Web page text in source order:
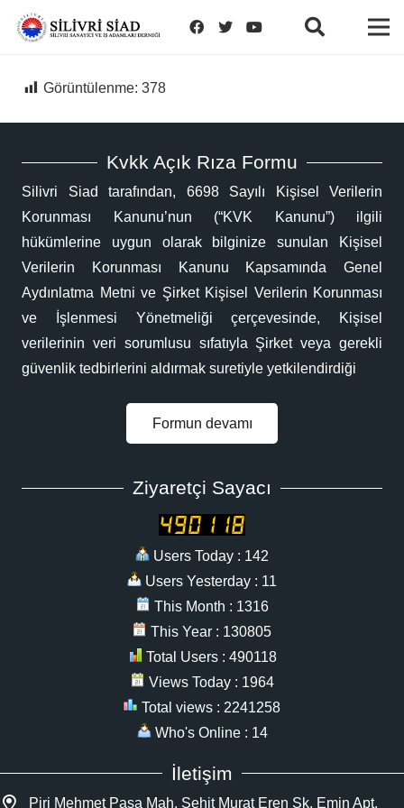
Görüntülenme: 378
Kvkk Açık Rıza Formu
Silivri Siad tarafından, 6698 Sayılı Kişisel Verilerin
Korunması Kanunu’nun (“KVK Kanunu”) ilgili
hükümlerine uygun olarak bilginize sunulan Kişisel
Verilerin Korunması Kanunu Kapsamında Genel
Aydınlatma Metni ve Şirket Kişisel Verilerin Korunması
ve İşlenmesi Yönetmeliği çerçevesinde, Kişisel
verilerinin veri sorumlusu sıfatıyla Şirket veya gerekli
güvenlik tedbirlerini aldırmak suretiyle yetkilendirdiği
Formun devamı
Ziyaretçi Sayacı
Users Today : 142
Users Yesterday : 11
This Month : 1316
This Year : 130805
Total Users : 490118
Views Today : 1964
Total views : 2241258
Who's Online : 14
İletişim
Piri Mehmet Paşa Mah. Şehit Murat Eren Sk. Emin Apt.